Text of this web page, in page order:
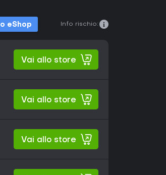
eShop Info rischio:
Vai allo store
Vai allo store
Vai allo store